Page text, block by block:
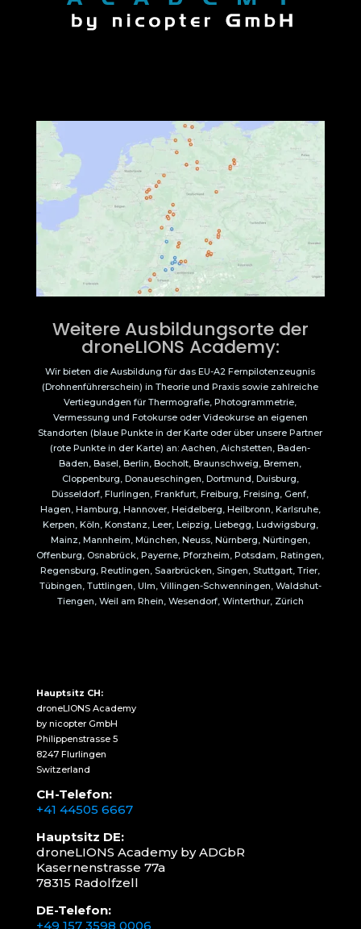
Weitere Ausbildungsorte der
droneLIONS Academy:
Wir bieten die Ausbildung für das EU-A2 Fernpilotenzeugnis
(Drohnenführerschein) in Theorie und Praxis sowie zahlreiche
Vertiegundgen für Thermografie, Photogrammetrie,
Vermessung und Fotokurse oder Videokurse an eigenen
Standorten (blaue Punkte in der Karte oder über unsere Partner
(rote Punkte in der Karte) an: Aachen, Aichstetten, Baden-
Baden, Basel, Berlin, Bocholt, Braunschweig, Bremen,
Cloppenburg, Donaueschingen, Dortmund, Duisburg,
Düsseldorf, Flurlingen, Frankfurt, Freiburg, Freising, Genf,
Hagen, Hamburg, Hannover, Heidelberg, Heilbronn, Karlsruhe,
Kerpen, Köln, Konstanz, Leer, Leipzig, Liebegg, Ludwigsburg,
Mainz, Mannheim, München, Neuss, Nürnberg, Nürtingen,
Offenburg, Osnabrück, Payerne, Pforzheim, Potsdam, Ratingen,
Regensburg, Reutlingen, Saarbrücken, Singen, Stuttgart, Trier,
Tübingen, Tuttlingen, Ulm, Villingen-Schwenningen, Waldshut-
Tiengen, Weil am Rhein, Wesendorf, Winterthur, Zürich
Hauptsitz CH:
droneLIONS Academy
by nicopter GmbH
Philippenstrasse 5
8247 Flurlingen
Switzerland
CH-Telefon:
+41 44505 6667
Hauptsitz DE:
droneLIONS Academy by ADGbR
Kasernenstrasse 77a
78315 Radolfzell
DE-Telefon:
+49 157 3598 0006